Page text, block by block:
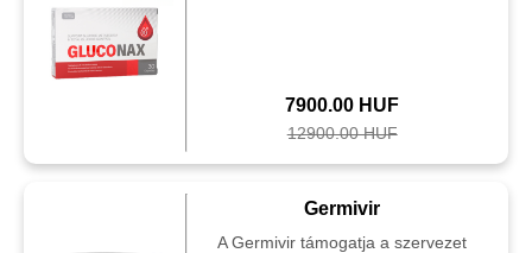
7900.00 HUF
12900.00 HUF
Germivir
A Germivir támogatja a szervezet